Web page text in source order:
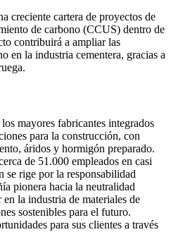
creciente cartera de proyectos de
de carbono (CCUS) dentro de
contribuirá a ampliar las
en la industria cementera, gracias a
mayores fabricantes integrados
para la construcción, con
áridos y hormigón preparado.
de 51.000 empleados en casi
se rige por la responsabilidad
pionera hacia la neutralidad
la industria de materiales de
sostenibles para el futuro.
para sus clientes a través